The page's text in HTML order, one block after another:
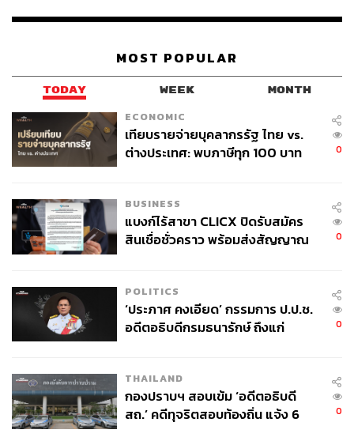
MOST POPULAR
TODAY WEEK MONTH
ECONOMIC
เทียบรายจ่ายบุคลากรรัฐ ไทย vs.
ต่างประเทศ: พบภาษีทุก 100 บาท
0
BUSINESS
แบงก์ไร้สาขา CLICX ปิดรับสมัคร
สินเชื่อชั่วคราว พร้อมส่งสัญญาณ
0
POLITICS
‘ประภาศ คงเอียด’ กรรมการ ป.ป.ช.
อดีตอธิบดีกรมธนารักษ์ ถึงแก่
0
THAILAND
กองปราบฯ สอบเข้ม ‘อดีตอธิบดี
สถ.’ คดีทุจริตสอบท้องถิ่น แจ้ง 6
0